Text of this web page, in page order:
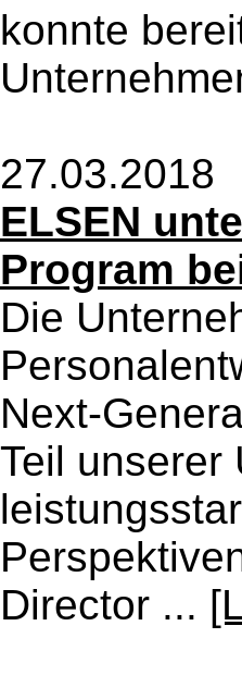
konnte
27.03.2018
ELSEN
Program
Die
Next-
Teil unserer
Director ...